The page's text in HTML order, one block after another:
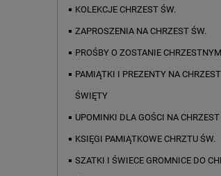
KOLEKCJE CHRZEST ŚW.
ZAPROSZENIA NA CHRZEST ŚW.
PROŚBY O ZOSTANIE CHRZESTNYM
PAMIĄTKI I PREZENTY NA CHRZEST
ŚWIĘTY
UPOMINKI DLA GOŚCI NA CHRZEST
KSIĘGI PAMIĄTKOWE CHRZTU ŚW.
SZATKI I ŚWIECE GROMNICE DO